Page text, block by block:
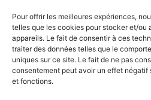
Pour offrir les meilleures expériences,
telles que les cookies pour stocker et/ou
appareils. Le fait de consentir à ces
traiter des données telles que le
uniques sur ce site. Le fait de ne pas
consentement peut avoir un effet
et fonctions.
© Gouvernement du